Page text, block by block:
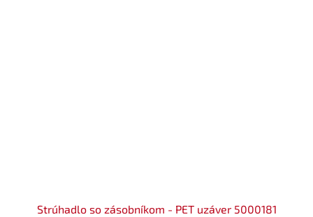
Strúhadlo so zásobníkom - PET uzáver 5000181